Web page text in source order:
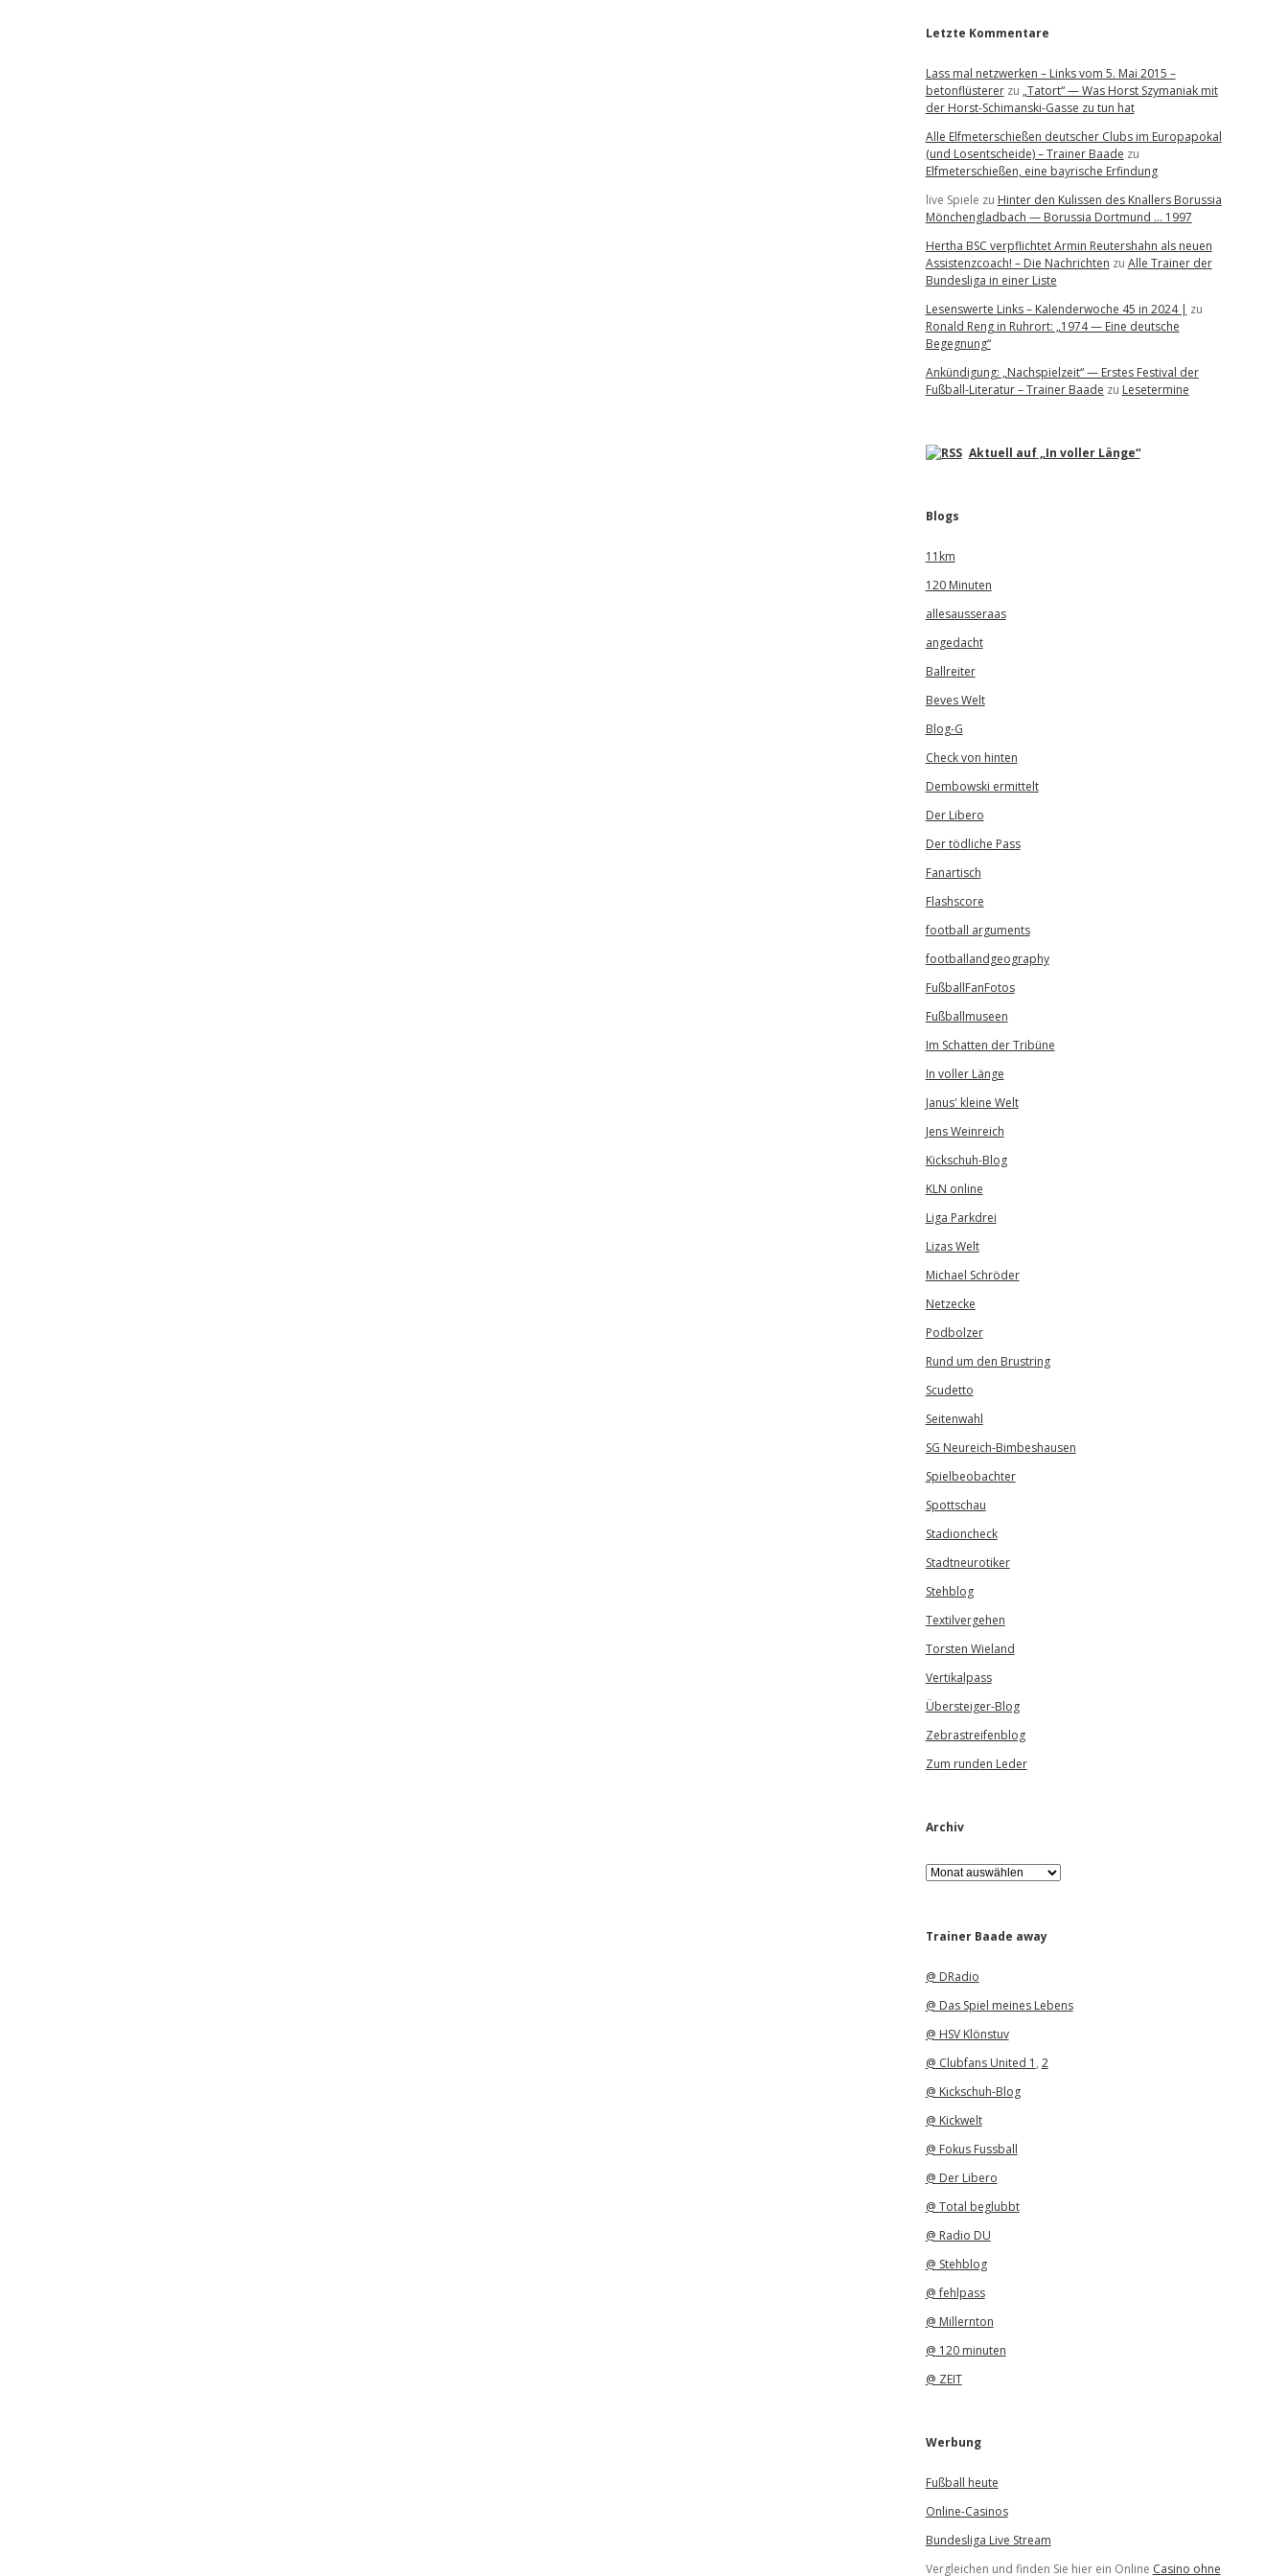
Letzte Kommentare
Lass mal netzwerken – Links vom 5. Mai 2015 –
betonflüstererzu „Tatort“ — Was Horst Szymaniak mit
der Horst-Schimanski-Gasse zu tun hat
Alle Elfmeterschießen deutscher Clubs im Europapokal
(und Losentscheide) – Trainer Baade zu
Elfmeterschießen, eine bayrische Erfindung
live Spiele zu Hinter den Kulissen des Knallers Borussia
Mönchengladbach — Borussia Dortmund … 1997
Hertha BSC verpflichtet Armin Reutershahn als neuen
Assistenzcoach! – Die Nachrichten zu Alle Trainer der
Bundesliga in einer Liste
Lesenswerte Links – Kalenderwoche 45 in 2024 | zu
Ronald Reng in Ruhrort: „1974 — Eine deutsche
Begegnung“
Ankündigung: „Nachspielzeit“ — Erstes Festival der
Fußball-Literatur – Trainer Baade zu Lesetermine
Aktuell auf „In voller Länge“
Blogs
11km
120 Minuten
allesausseraas
angedacht
Ballreiter
Beves Welt
Blog-G
Check von hinten
Dembowski ermittelt
Der Libero
Der tödliche Pass
Fanartisch
Flashscore
football arguments
footballandgeography
FußballFanFotos
Fußballmuseen
Im Schatten der Tribüne
In voller Länge
Janus' kleine Welt
Jens Weinreich
Kickschuh-Blog
KLN online
Liga Parkdrei
Lizas Welt
Michael Schröder
Netzecke
Podbolzer
Rund um den Brustring
Scudetto
Seitenwahl
SG Neureich-Bimbeshausen
Spielbeobachter
Spottschau
Stadioncheck
Stadtneurotiker
Stehblog
Textilvergehen
Torsten Wieland
Vertikalpass
Übersteiger-Blog
Zebrastreifenblog
Zum runden Leder
Archiv
A
r
iTrainer Baade away
@ DRadio
@ Das Spiel meines Lebens
@ HSV Klönstuv
@ Clubfans United 1 , 2
@ Kickschuh-Blog
@ Kickwelt
@ Fokus Fussball
@ Der Libero
@ Total beglubbt
@ Radio DU
@ Stehblog
@ fehlpass
@ Millernton
@ 120 minuten
@ ZEIT
Werbung
Fußball heute
Online-Casinos
Bundesliga Live Stream
Vergleichen und finden Sie hier ein Online Casino ohne